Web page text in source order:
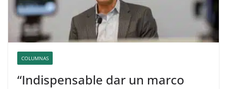
COLUMNAS
“Indispensable dar un marco